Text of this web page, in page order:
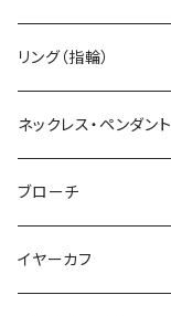
リング（指輪）
ネックレス・ペンダント
ブローチ
イヤーカフ